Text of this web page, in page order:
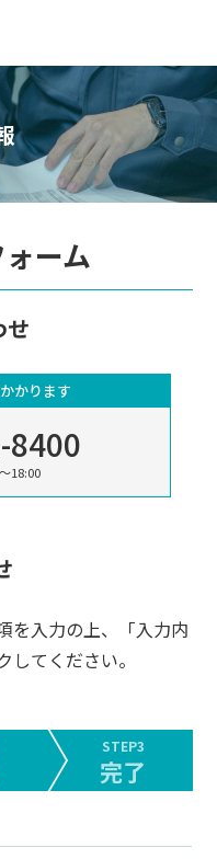
ーム
せ
かります
8400
18:00
を入力の上、「入力内
てください。
STEP3
完了